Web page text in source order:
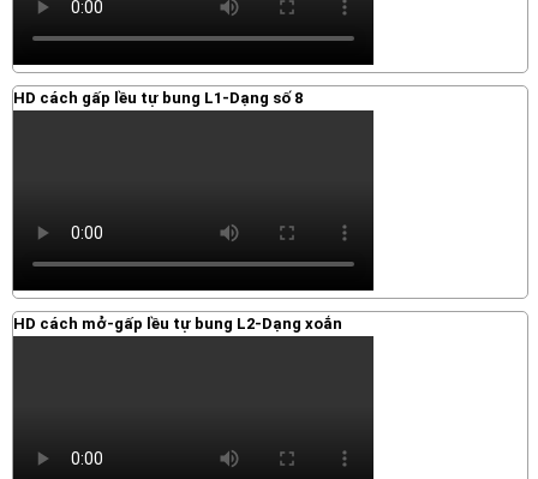
HD cách gấp lều tự bung L1-Dạng số 8
HD cách mở-gấp lều tự bung L2-Dạng xoắn